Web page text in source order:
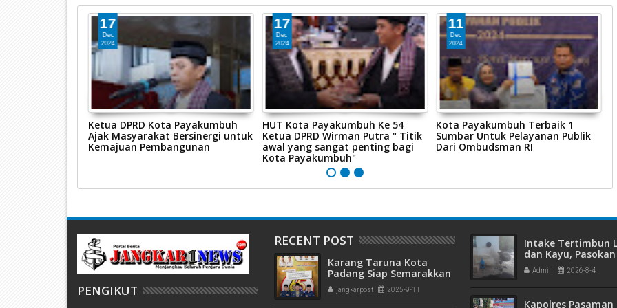
17
Dec
2024
Ketua DPRD Kota Payakumbuh
Ajak Masyarakat Bersinergi untuk
Kemajuan Pembangunan
17
Dec
2024
HUT Kota Payakumbuh Ke 54
Ketua DPRD Wirman Putra " Titik
awal yang sangat penting bagi
Kota Payakumbuh"
11
Dec
2024
Kota Payakumbuh Terbaik 1
Sumbar Untuk Pelayanan Publik
Dari Ombudsman RI
PENGIKUT
RECENT POST
Karang Taruna Kota
Padang Siap Semarakkan
HUT ke-65 : Dari
Lapangan Hijau hingga
jangkarpost 2025-9-11
Intake Tertimbun
dan Kayu,
Bersih di Kota
Terganggu
Admin 2026-8-4
Kapolres